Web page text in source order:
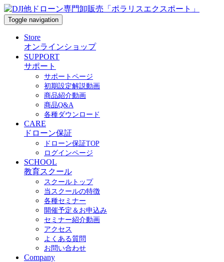
Toggle navigation
Store
オンラインショップ
SUPPORT
サポート
サポートページ
初期設定解説動画
商品紹介動画
商品Q&A
各種ダウンロード
CARE
ドローン保証
ドローン保証TOP
ログインページ
SCHOOL
教育スクール
スクールトップ
当スクールの特徴
各種セミナー
開催予定＆お申込み
セミナー紹介動画
アクセス
よくある質問
お問い合わせ
Company